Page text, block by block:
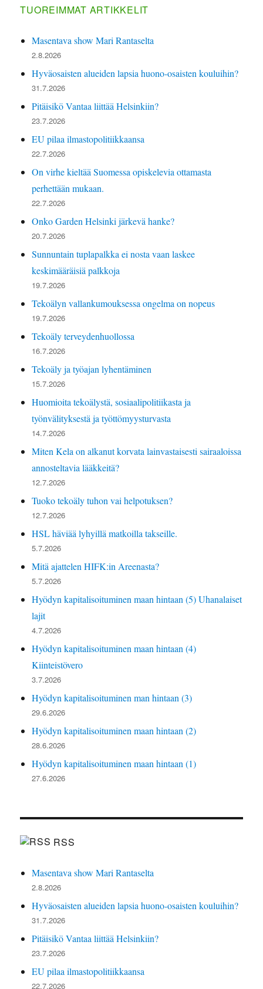
TUOREIMMAT ARTIKKELIT
Masentava show Mari Rantaselta
2.8.2026
Hyväosaisten alueiden lapsia huono-osaisten kouluihin?
31.7.2026
Pitäisikö Vantaa liittää Helsinkiin?
23.7.2026
EU pilaa ilmastopolitiikkaansa
22.7.2026
On virhe kieltää Suomessa opiskelevia ottamasta
perhettään mukaan.
22.7.2026
Onko Garden Helsinki järkevä hanke?
20.7.2026
Sunnuntain tuplapalkka ei nosta vaan laskee
keskimääräisiä palkkoja
19.7.2026
Tekoälyn vallankumouksessa ongelma on nopeus
19.7.2026
Tekoäly terveydenhuollossa
16.7.2026
Tekoäly ja työajan lyhentäminen
15.7.2026
Huomioita tekoälystä, sosiaalipolitiikasta ja
työnvälityksestä ja työttömyysturvasta
14.7.2026
Miten Kela on alkanut korvata lainvastaisesti sairaaloissa
annosteltavia lääkkeitä?
12.7.2026
Tuoko tekoäly tuhon vai helpotuksen?
12.7.2026
HSL häviää lyhyillä matkoilla takseille.
5.7.2026
Mitä ajattelen HIFK:in Areenasta?
5.7.2026
Hyödyn kapitalisoituminen maan hintaan (5) Uhanalaiset
lajit
4.7.2026
Hyödyn kapitalisoituminen maan hintaan (4)
Kiinteistövero
3.7.2026
Hyödyn kapitalisoituminen man hintaan (3)
29.6.2026
Hyödyn kapitalisoituminen maan hintaan (2)
28.6.2026
Hyödyn kapitalisoituminen maan hintaan (1)
27.6.2026
RSS
Masentava show Mari Rantaselta
2.8.2026
Hyväosaisten alueiden lapsia huono-osaisten kouluihin?
31.7.2026
Pitäisikö Vantaa liittää Helsinkiin?
23.7.2026
EU pilaa ilmastopolitiikkaansa
22.7.2026